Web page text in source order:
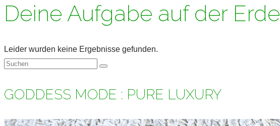
Deine Aufgabe auf der Erde
Leider wurden keine Ergebnisse gefunden.
Suchen
GODDESS MODE : PURE LUXURY